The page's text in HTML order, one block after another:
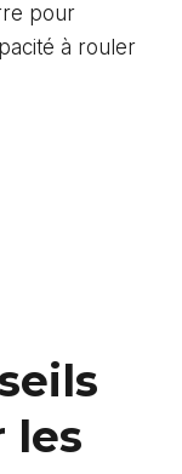
pour
à rouler
les